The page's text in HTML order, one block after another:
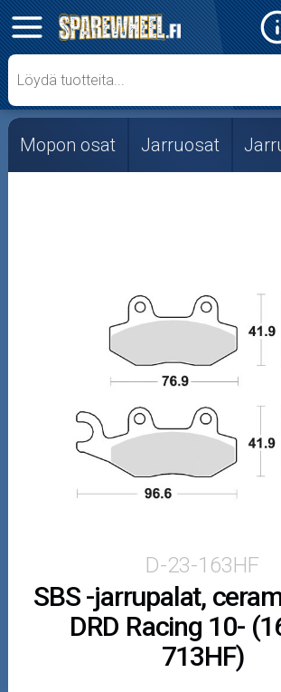
✕
Mopon osat
Skootterin osat
Crossipyörän osat
Mopoauton osat
Mönkijän osat
Puutarha ja metsä
Ajovarusteet
Nastarenkaat
Öljyt ja kemikaalit
Työkalut
Mopon osat Jarruosat
D-23-163HF
SBS -jarrupalat,
DRD Racing 10-
713HF)